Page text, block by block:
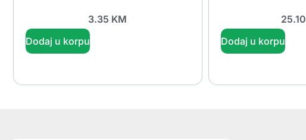
3.35 KM
Dodaj u korpu
25.10
Dodaj u korpu